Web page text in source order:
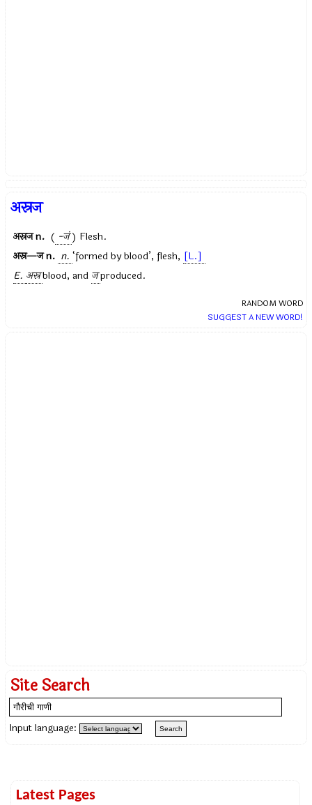
अस्रज
अस्रजn. ( -जं) Flesh.
अस्र—जn. n. ‘formed by blood’, flesh, [L.]
E. अस्रblood, and जproduced.
RANDOM WORD
SUGGEST A NEW WORD!
Site Search
Input language:
Latest Pages